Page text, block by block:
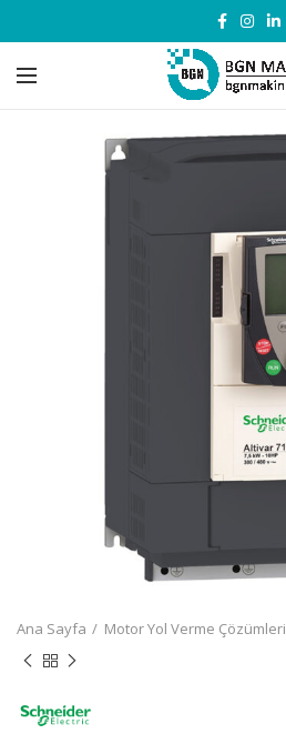
Ana Sayfa Motor Yol Verme Çözümleri